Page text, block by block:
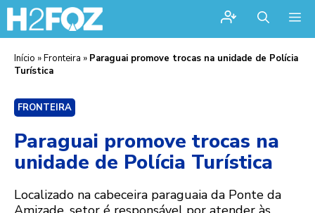
Início »Fronteira » Paraguai promove trocas na unidade de Polícia
Turística
FRONTEIRA
Paraguai promove trocas na
unidade de Polícia Turística
Localizado na cabeceira paraguaia da Ponte da